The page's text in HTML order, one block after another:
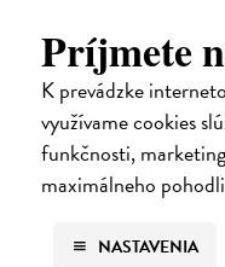
Príjmete
K prevádzke
využívame cookies
funkčnosti,
maximálneho
NASTAVENIA